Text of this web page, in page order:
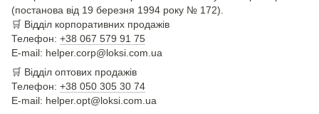
(постанова від 19 березня 1994 року № 172).
🛒 Відділ корпоративних продажів
Телефон: +38 067 579 91 75
E-mail: helper.corp@loksi.com.ua
🛒 Відділ оптових продажів
Телефон: +38 050 305 30 74
E-mail: helper.opt@loksi.com.ua